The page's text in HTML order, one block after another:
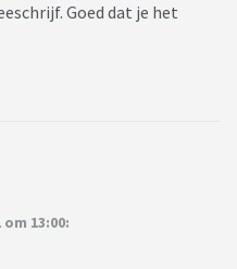
Goed dat je het
13:00: